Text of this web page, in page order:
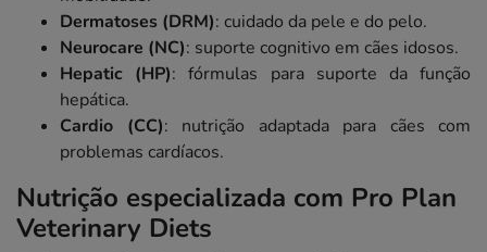
Dermatoses (DRM): cuidado da pele e do pelo.
Neurocare (NC): suporte cognitivo em cães idosos.
Hepatic (HP): fórmulas para suporte da função
hepática.
Cardio (CC): nutrição adaptada para cães com
problemas cardíacos.
Nutrição especializada com Pro Plan
Veterinary Diets